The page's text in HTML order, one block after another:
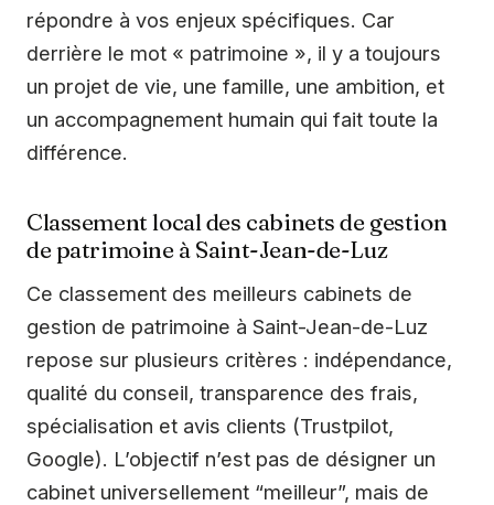
répondre à vos enjeux spécifiques. Car
derrière le mot « patrimoine », il y a toujours
un projet de vie, une famille, une ambition, et
un accompagnement humain qui fait toute la
différence.
Classement local des cabinets de gestion
de patrimoine à Saint-Jean-de-Luz
Ce classement des meilleurs cabinets de
gestion de patrimoine à Saint-Jean-de-Luz
repose sur plusieurs critères : indépendance,
qualité du conseil, transparence des frais,
spécialisation et avis clients (Trustpilot,
Google). L’objectif n’est pas de désigner un
cabinet universellement “meilleur”, mais de